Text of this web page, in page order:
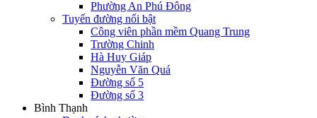
Phường An Phú Đông
Tuyến đường nổi bật
Công viên phần mềm Quang Trung
Trường Chinh
Hà Huy Giáp
Nguyễn Văn Quá
Đường số 5
Đường số 3
Bình Thạnh